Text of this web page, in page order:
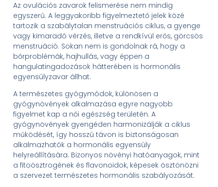
Az ovulációs zavarok felismerése nem mindig
egyszerű. A leggyakoribb figyelmeztető jelek közé
tartozik a szabálytalan menstruációs ciklus, a gyenge
vagy kimaradó vérzés, illetve a rendkívül erős, görcsös
menstruáció. Sokan nem is gondolnak rá, hogy a
bőrproblémák, hajhullás, vagy éppen a
hangulatingadozások hátterében is hormonális
egyensúlyzavar állhat.
A természetes gyógymódok, különösen a
gyógynövények alkalmazása egyre nagyobb
figyelmet kap a női egészség területén. A
gyógynövények gyengéden harmonizálják a ciklus
működését, így hosszú távon is biztonságosan
alkalmazhatók a hormonális egyensúly
helyreállítására. Bizonyos növényi hatóanyagok, mint
a fitoösztrogének és flavonoidok, képesek ösztönözni
a szervezet természetes hormonális szabályozását.